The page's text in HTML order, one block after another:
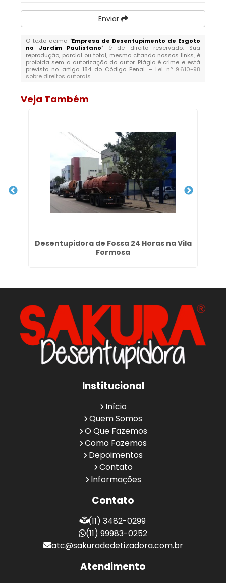
Enviar
O texto acima "Empresa de Desentupimento de Esgoto
no Jardim Paulistano" é de direito reservado. Sua
reprodução, parcial ou total, mesmo citando nossos links, é
proibida sem a autorização do autor. Plágio é crime e está
previsto no artigo 184 do Código Penal. – Lei n° 9.610-98
sobre direitos autorais.
Veja Também
Desentupidora de Fossa 24 Horas na Vila
Formosa
Institucional
Início
Quem Somos
O Que Fazemos
Como Fazemos
Depoimentos
Contato
Informações
Contato
(11) 3482-0299
(11) 99983-0252
atc@sakuradedetizadora.com.br
Atendimento